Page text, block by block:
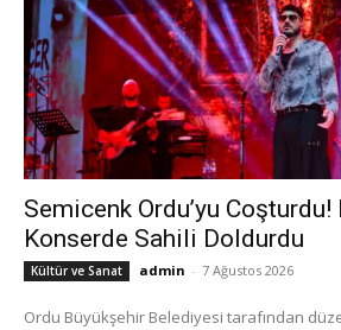
Semicenk Ordu’yu
Konserde Sahili Doldurdu
Kültür ve Sanat admin - 7 Ağustos 2026
Ordu Büyükşehir Belediyesi tarafından